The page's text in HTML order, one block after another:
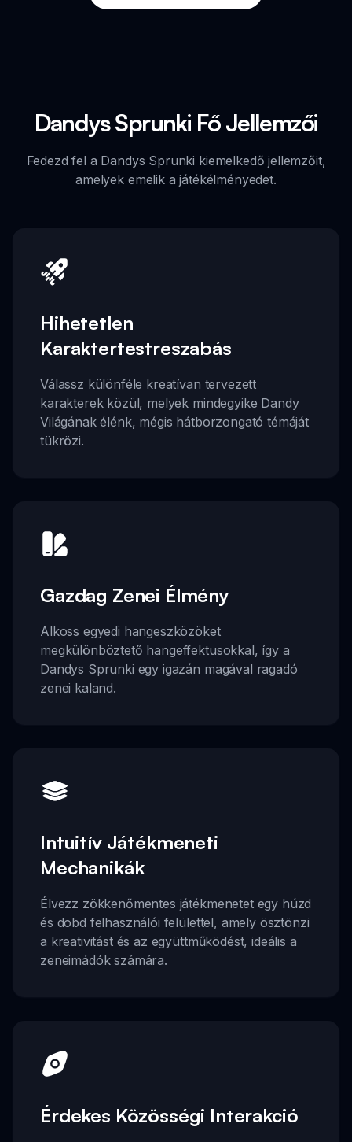
Dandys Sprunki Fő Jellemzői
Fedezd fel a Dandys Sprunki kiemelkedő jellemzőit,
amelyek emelik a játékélményedet.
Hihetetlen
Karaktertestreszabás
Válassz különféle kreatívan tervezett
karakterek közül, melyek mindegyike Dandy
Világának élénk, mégis hátborzongató témáját
tükrözi.
Gazdag Zenei Élmény
Alkoss egyedi hangeszközöket
megkülönböztető hangeffektusokkal, így a
Dandys Sprunki egy igazán magával ragadó
zenei kaland.
Intuitív Játékmeneti
Mechanikák
Élvezz zökkenőmentes játékmenetet egy húzd
és dobd felhasználói felülettel, amely ösztönzi
a kreativitást és az együttműködést, ideális a
zeneimádók számára.
Érdekes Közösségi Interakció